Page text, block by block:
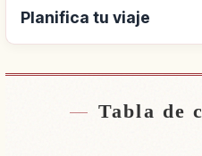
Planifica tu viaje
Buscar
Tabla de